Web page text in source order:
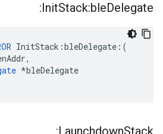
InitStack:bleDelegate:
InitStack:bleDelegate:(
*bleDelegate
LaunchdownStack: